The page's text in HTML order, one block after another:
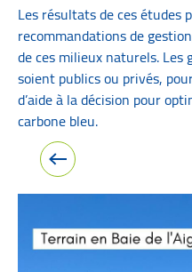
Les résultats de ces
recommandations de
de ces milieux naturels. Les
soient publics ou privés,
d’aide à la décision pour
carbone bleu.
Image précédente